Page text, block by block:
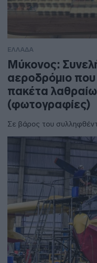
ΕΛΛΑΔΑ
Μύκονος:
αεροδρόμιο
πακέτα
(φωτογραφίες)
Σε βάρος του